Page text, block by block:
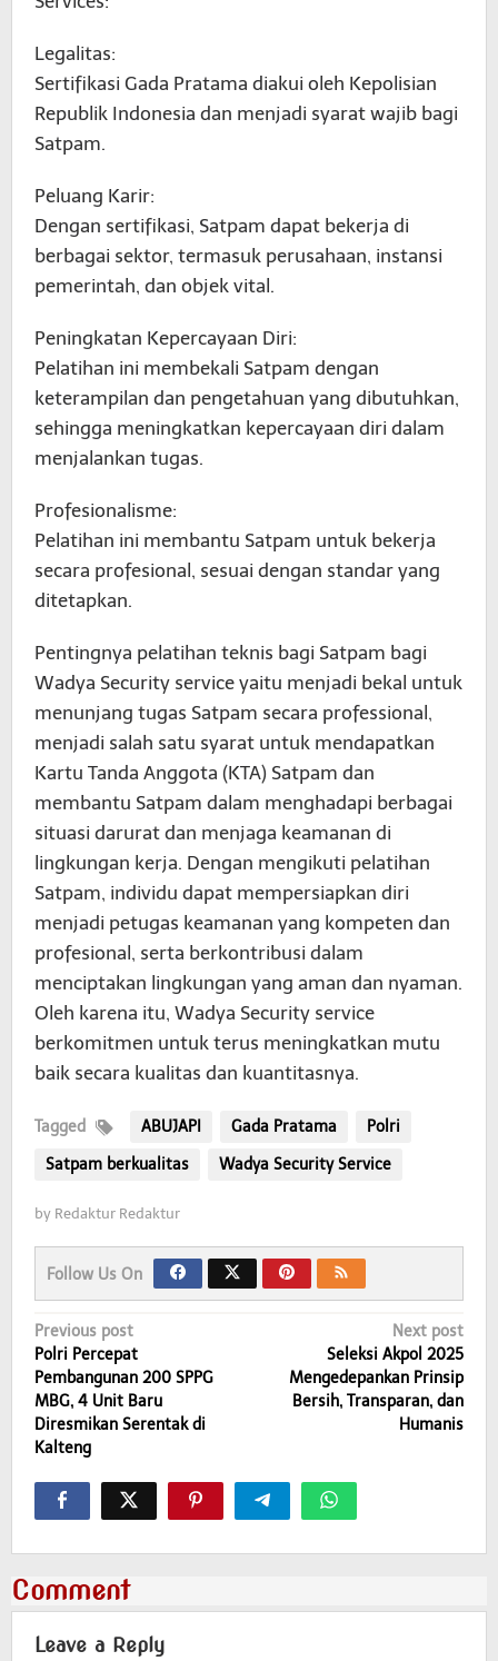
Legalitas:
Sertifikasi Gada Pratama diakui oleh Kepolisian
Republik Indonesia dan menjadi syarat wajib bagi
Satpam.
Peluang Karir:
Dengan sertifikasi, Satpam dapat bekerja di
berbagai sektor, termasuk perusahaan, instansi
pemerintah, dan objek vital.
Peningkatan Kepercayaan Diri:
Pelatihan ini membekali Satpam dengan
keterampilan dan pengetahuan yang dibutuhkan,
sehingga meningkatkan kepercayaan diri dalam
menjalankan tugas.
Profesionalisme:
Pelatihan ini membantu Satpam untuk bekerja
secara profesional, sesuai dengan standar yang
ditetapkan.
Pentingnya pelatihan teknis bagi Satpam bagi
Wadya Security service yaitu menjadi bekal untuk
menunjang tugas Satpam secara professional,
menjadi salah satu syarat untuk mendapatkan
Kartu Tanda Anggota (KTA) Satpam dan
membantu Satpam dalam menghadapi berbagai
situasi darurat dan menjaga keamanan di
lingkungan kerja. Dengan mengikuti pelatihan
Satpam, individu dapat mempersiapkan diri
menjadi petugas keamanan yang kompeten dan
profesional, serta berkontribusi dalam
menciptakan lingkungan yang aman dan nyaman.
Oleh karena itu, Wadya Security service
berkomitmen untuk terus meningkatkan mutu
baik secara kualitas dan kuantitasnya.
Tagged ABUJAPI Gada Pratama
Polri
Satpam berkualitas
Wadya Security Service
by Redaktur Redaktur
Follow Us On
Post
navigation
Previous post
Polri Percepat
Pembangunan 200 SPPG
MBG, 4 Unit Baru
Diresmikan Serentak di
Kalteng
Next post
Seleksi Akpol 2025
Mengedepankan Prinsip
Bersih, Transparan, dan
Humanis
Comment
Leave a Reply